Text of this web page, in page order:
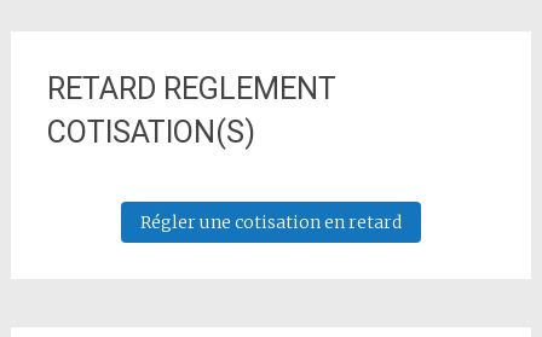
RETARD REGLEMENT
COTISATION(S)
Régler une cotisation en retard